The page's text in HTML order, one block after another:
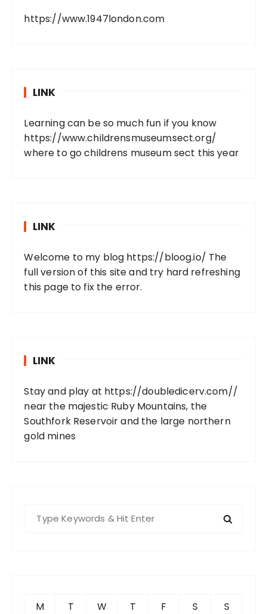
https://www.1947london.com
LINK
Learning can be so much fun if you know
https://www.childrensmuseumsect.org/
where to go childrens museum sect this year
LINK
Welcome to my blog https://bloog.io/ The
full version of this site and try hard refreshing
this page to fix the error.
LINK
Stay and play at https://doubledicerv.com//
near the majestic Ruby Mountains, the
Southfork Reservoir and the large northern
gold mines
M T W T F S
S